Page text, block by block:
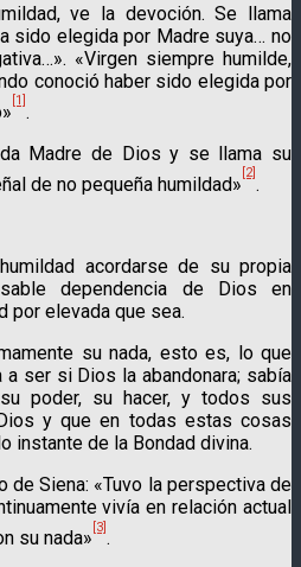
ve la devoción. Se llama
sido elegida por Madre suya… no
«Virgen siempre humilde,
conoció haber sido elegida por
[1]
.
Madre de Dios y se llama su
de no pequeña humildad»
[2]
.
acordarse de su propia
dependencia de Dios en
por elevada que sea.
su nada, esto es, lo que
ser si Dios la abandonara; sabía
poder, su hacer, y todos sus
y que en todas estas cosas
instante de la Bondad divina.
de Siena: «Tuvo la perspectiva de
vivía en relación actual
su nada»
[3]
.